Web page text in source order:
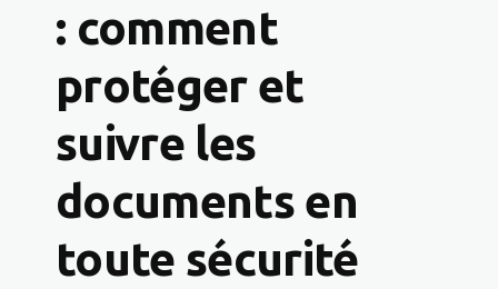
: comment
protéger et
suivre les
documents en
toute sécurité